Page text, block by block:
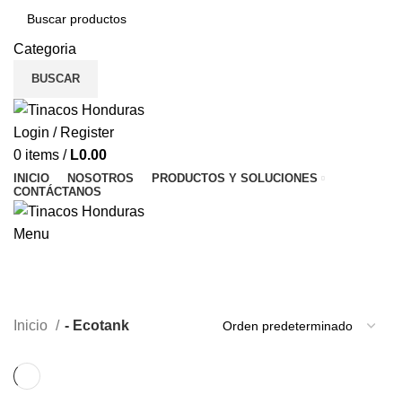
Categoria
BUSCAR
Login / Register
0 items / L0.00
INICIO NOSOTROS
PRODUCTOS Y SOLUCIONES
CONTÁCTANOS
Menu
Inicio - Ecotank